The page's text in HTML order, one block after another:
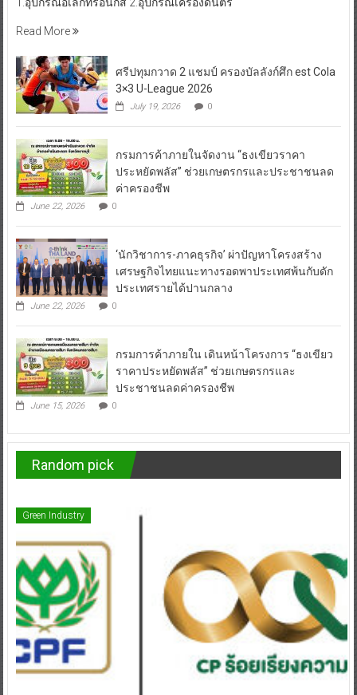
3×3 U-League 2026
July 19, 2026 0
ประหยัดพลัส” ช่วยเกษตรกรและประชาชนลด
ค่าครองชีพ
June 22, 2026
เศรษฐกิจไทยแนะทางรอดพาประเทศพ้นกับดัก
ประเทศรายได้ปานกลาง
June 22, 2026 0
ราคาประหยัดพลัส” ช่วยเกษตรกรและ
ประชาชนลดค่าครองชีพ
June 15, 2026 0
Random pick